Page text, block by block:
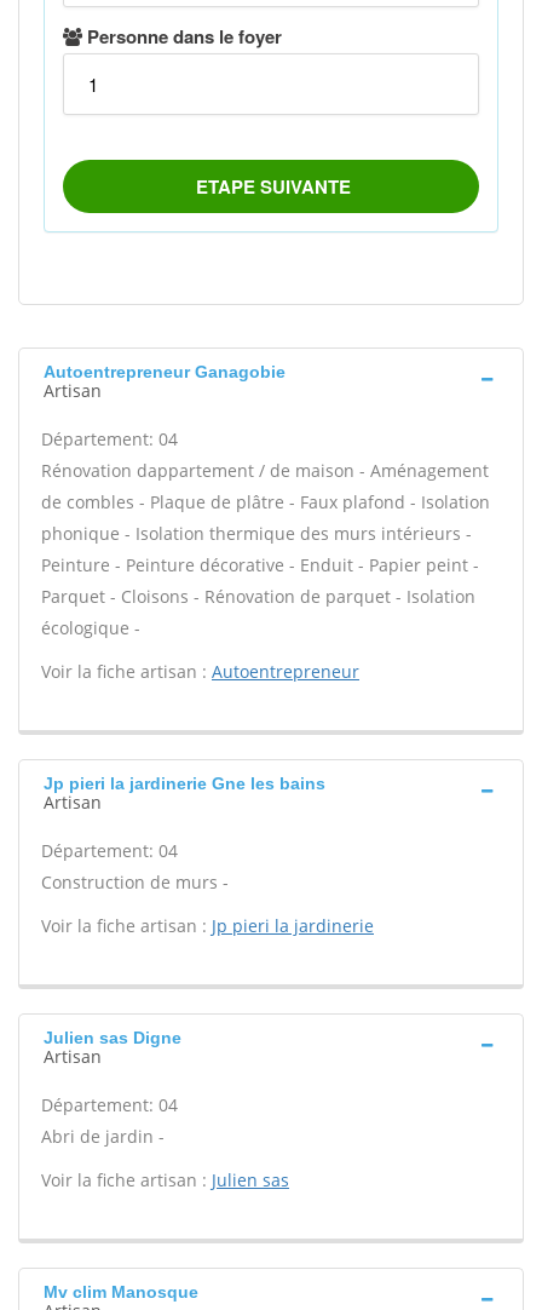
Autoentrepreneur Ganagobie
Artisan
Département: 04
Rénovation dappartement / de maison - Aménagement
de combles - Plaque de plâtre - Faux plafond - Isolation
phonique - Isolation thermique des murs intérieurs -
Peinture - Peinture décorative - Enduit - Papier peint -
Parquet - Cloisons - Rénovation de parquet - Isolation
écologique -
Voir la fiche artisan : Autoentrepreneur
Jp pieri la jardinerie Gne les bains
Artisan
Département: 04
Construction de murs -
Voir la fiche artisan : Jp pieri la jardinerie
Julien sas Digne
Artisan
Département: 04
Abri de jardin -
Voir la fiche artisan : Julien sas
Mv clim Manosque